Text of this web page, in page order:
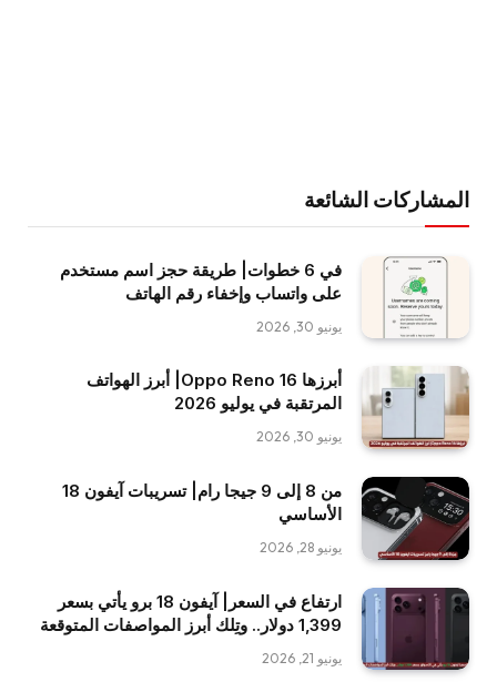
المشاركات الشائعة
في 6 خطوات| طريقة حجز اسم مستخدم
على واتساب وإخفاء رقم الهاتف
يونيو 30, 2026
أبرزها Oppo Reno 16| أبرز الهواتف
المرتقبة في يوليو 2026
يونيو 30, 2026
من 8 إلى 9 جيجا رام| تسريبات آيفون 18
الأساسي
يونيو 28, 2026
ارتفاع في السعر| آيفون 18 برو يأتي بسعر
1,399 دولار.. وتِلك أبرز المواصفات المتوقعة
يونيو 21, 2026